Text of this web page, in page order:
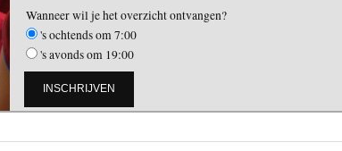
Wanneer wil je het overzicht ontvangen?
's ochtends om 7:00
's avonds om 19:00